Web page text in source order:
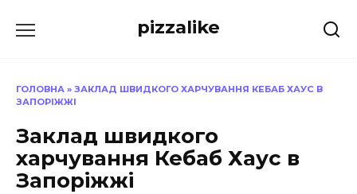
до
pizzalike
ГОЛОВНА » ЗАКЛАД ШВИДКОГО ХАРЧУВАННЯ КЕБАБ ХАУС В
ЗАПОРІЖЖІ
Заклад швидкого
харчування Кебаб Хаус в
Запоріжжі